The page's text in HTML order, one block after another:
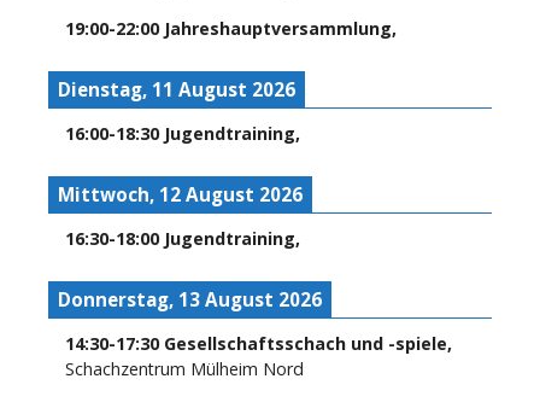
19:00-22:00 Jahreshauptversammlung,
Dienstag, 11 August 2026
16:00-18:30 Jugendtraining,
Mittwoch, 12 August 2026
16:30-18:00 Jugendtraining,
Donnerstag, 13 August 2026
14:30-17:30 Gesellschaftsschach und -spiele,
Schachzentrum Mülheim Nord